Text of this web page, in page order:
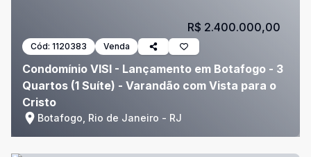
Cód: 1120383 Venda
Condomínio VISI - Lançamento em Botafogo - 3
Quartos (1 Suíte) - Varandão com Vista para o
Cristo
Botafogo, Rio de Janeiro - RJ
R$ 2.400.000,00